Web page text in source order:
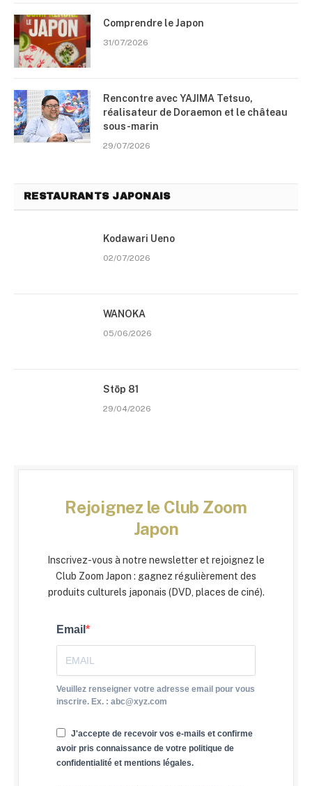
Comprendre le Japon
31/07/2026
Rencontre avec YAJIMA Tetsuo,
réalisateur de Doraemon et le château
sous-marin
29/07/2026
RESTAURANTS JAPONAIS
Kodawari Ueno
02/07/2026
WANOKA
05/06/2026
Stōp 81
29/04/2026
Rejoignez le Club Zoom
Japon
Inscrivez-vous à notre newsletter et rejoignez le
Club Zoom Japon : gagnez régulièrement des
produits culturels japonais (DVD, places de ciné).
Email
Veuillez renseigner votre adresse email pour vous
inscrire. Ex. : abc@xyz.com
J'accepte de recevoir vos e-mails et confirme
avoir pris connaissance de votre politique de
confidentialité et mentions légales.